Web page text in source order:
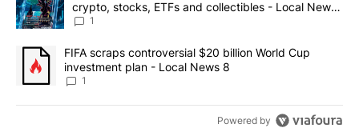
crypto, stocks, ETFs and collectibles - Local News
8
1
A trending article titled "FIFA scraps controversial $20 billion
FIFA scraps controversial $20 billion World Cup
investment plan - Local News 8
1
Powered by